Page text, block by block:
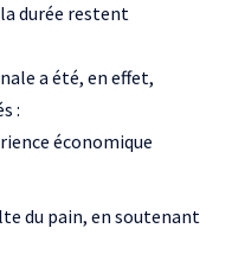
durée restent
a été, en effet,
:
économique
du pain, en soutenant